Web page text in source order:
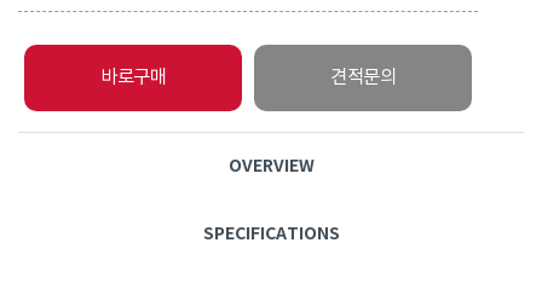
바로구매 견적문의
OVERVIEW
SPECIFICATIONS